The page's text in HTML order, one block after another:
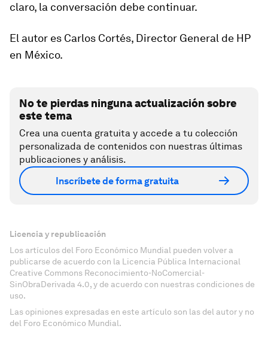
claro, la conversación debe continuar.
El autor es Carlos Cortés, Director General de HP
en México.
No te pierdas ninguna actualización sobre
este tema
Crea una cuenta gratuita y accede a tu colección
personalizada de contenidos con nuestras últimas
publicaciones y análisis.
Inscríbete de forma gratuita
Licencia y republicación
Los artículos del Foro Económico Mundial pueden volver a
publicarse de acuerdo con la Licencia Pública Internacional
Creative Commons Reconocimiento-NoComercial-
SinObraDerivada 4.0, y de acuerdo con nuestras condiciones de
uso.
Las opiniones expresadas en este artículo son las del autor y no
del Foro Económico Mundial.